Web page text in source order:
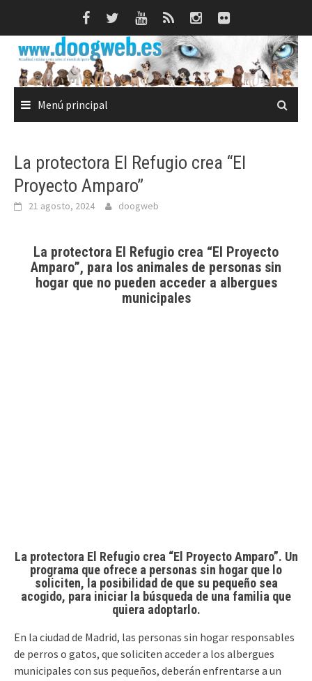
Menú principal
La protectora El Refugio crea “El
Proyecto Amparo”
21 agosto, 2024 doogweb
La protectora El Refugio crea “El Proyecto
Amparo”, para los animales de personas sin
hogar que no pueden acceder a albergues
municipales
La protectora El Refugio crea “El Proyecto Amparo”. Un
programa que ofrece a personas sin hogar que lo
soliciten, la posibilidad de que su pequeño sea
acogido, para iniciar la búsqueda de una familia que
quiera adoptarlo.
En la ciudad de Madrid, las personas sin hogar responsables
de perros o gatos, que soliciten acceder a los albergues
municipales con sus pequeños, deberán enfrentarse a un